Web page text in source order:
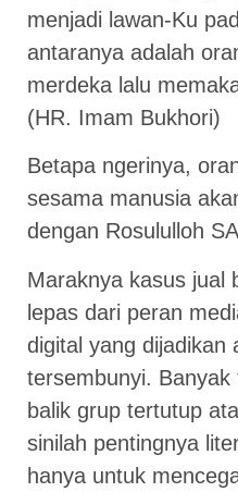
menjadi lawan-Ku
antaranya adalah
merdeka lalu
(HR. Imam Bukhori)
Betapa ngerinya,
sesama manusia
dengan Rosululloh
Maraknya kasus jual
lepas dari peran
digital yang dijadikan
tersembunyi.
balik grup tertutup
sinilah pentingnya
hanya untuk